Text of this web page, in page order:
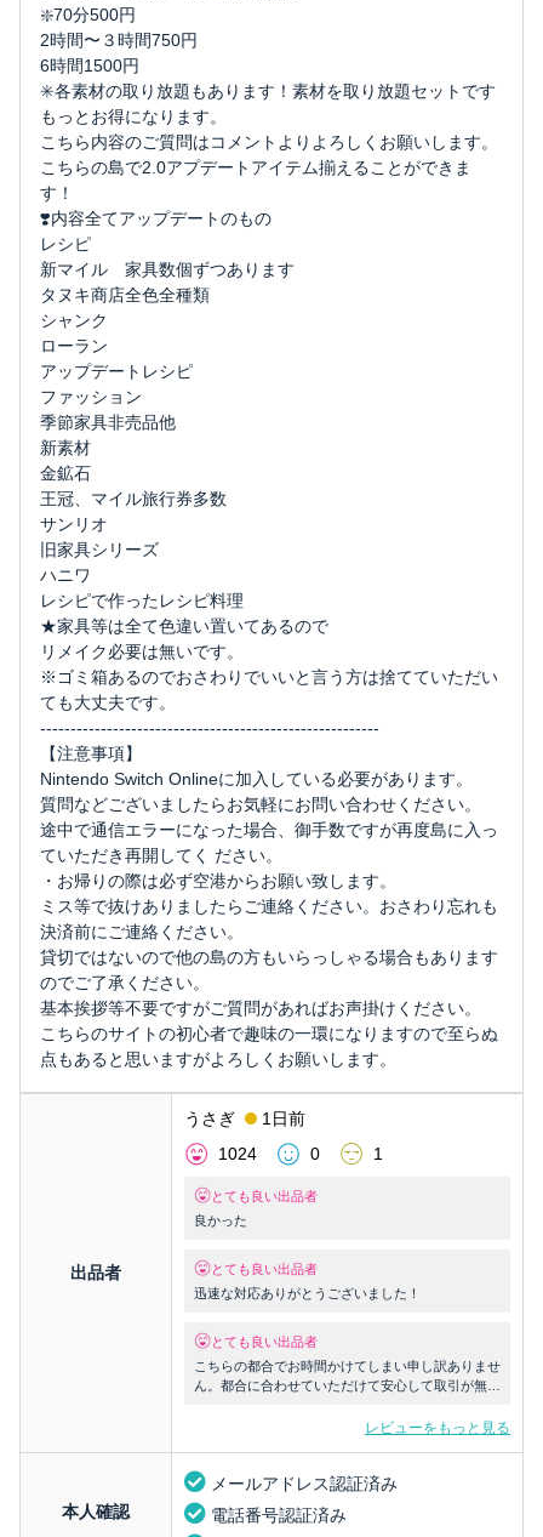
❇️70分500円
2時間〜３時間750円
6時間1500円
✳️各素材の取り放題もあります！素材を取り放題セットです
もっとお得になります。
こちら内容のご質問はコメントよりよろしくお願いします。
こちらの島で2.0アプデートアイテム揃えることができま
す！
❣️内容全てアップデートのもの
レシピ
新マイル 家具数個ずつあります
タヌキ商店全色全種類
シャンク
ローラン
アップデートレシピ
ファッション
季節家具非売品他
新素材
金鉱石
王冠、マイル旅行券多数
サンリオ
旧家具シリーズ
ハニワ
レシピで作ったレシピ料理
★家具等は全て色違い置いてあるので
リメイク必要は無いです。
※ゴミ箱あるのでおさわりでいいと言う方は捨てていただい
ても大丈夫です。
--------------------------------------------------------
【注意事項】
Nintendo Switch Onlineに加入している必要があります。
質問などございましたらお気軽にお問い合わせください。
途中で通信エラーになった場合、御手数ですが再度島に入っ
ていただき再開してく ださい。
・お帰りの際は必ず空港からお願い致します。
ミス等で抜けありましたらご連絡ください。おさわり忘れも
決済前にご連絡ください。
貸切ではないので他の島の方もいらっしゃる場合もあります
のでご了承ください。
基本挨拶等不要ですがご質問があればお声掛けください。
こちらのサイトの初心者で趣味の一環になりますので至らぬ
点もあると思いますがよろしくお願いします。
出品者
うさぎ
1日前
1024
0 1
とても良い出品者
良かった
とても良い出品者
迅速な対応ありがとうございました！
とても良い出品者
こちらの都合でお時間かけてしまい申し訳ありませ
ん。都合に合わせていただけて安心して取引が無事
レビューをもっと見る
本人確認
メールアドレス認証済み
電話番号認証済み